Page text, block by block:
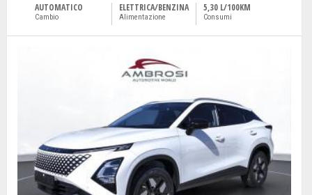
AUTOMATICO
Cambio
ELETTRICA/BENZINA
Alimentazione
5,30 L/100KM
Consumi